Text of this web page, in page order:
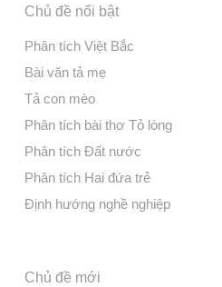
Chủ đề nổi bật
Phân tích Việt Bắc
Bài văn tả mẹ
Tả con mèo
Phân tích bài thơ Tỏ lòng
Phân tích Đất nước
Phân tích Hai đứa trẻ
Định hướng nghề nghiệp
Chủ đề mới